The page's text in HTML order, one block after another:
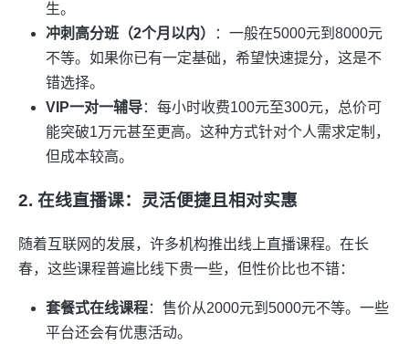
生。
冲刺高分班（2个月以内）
：一般在5000元到8000元
不等。如果你已有一定基础，希望快速提分，这是不
错选择。
VIP一对一辅导：每小时收费100元至300元，总价可
能突破1万元甚至更高。这种方式针对个人需求定制，
但成本较高。
2. 在线直播课：灵活便捷且相对实惠
随着互联网的发展，许多机构推出线上直播课程。在长
春，这些课程普遍比线下贵一些，但性价比也不错：
套餐式在线课程：售价从2000元到5000元不等。一些
平台还会有优惠活动。